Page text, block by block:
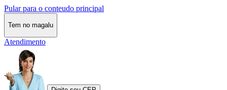
Pular para o conteudo principal
Tem no magalu
Atendimento